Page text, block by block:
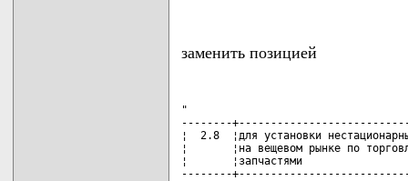
заменить позицией
"
--------
¦  2.8  ¦для установки
¦       ¦на вещевом рынке по
¦       ¦запчастями
--------